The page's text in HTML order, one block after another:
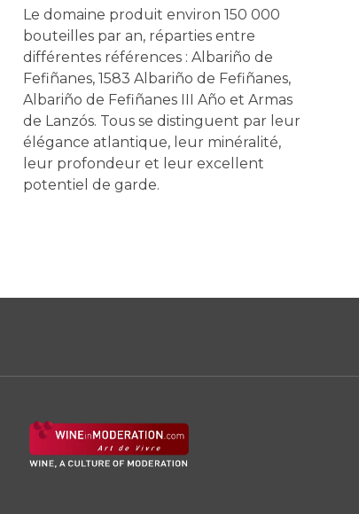
Le domaine produit environ 150 000
bouteilles par an, réparties entre
différentes références : Albariño de
Fefiñanes, 1583 Albariño de Fefiñanes,
Albariño de Fefiñanes III Año et Armas
de Lanzós. Tous se distinguent par leur
élégance atlantique, leur minéralité,
leur profondeur et leur excellent
potentiel de garde.